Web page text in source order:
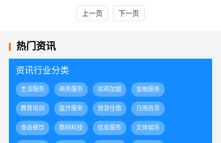
上一页 下一页
热门资讯
资讯行业分类
生活服务 商务服务 招商加盟 金融服务
教育培训 医疗服务 旅游住宿 日用百货
食品餐饮 数码科技 信息服务 文体娱乐